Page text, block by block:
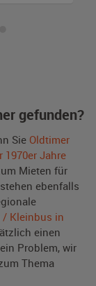
gefunden?
Sie Oldtimer
1970er Jahre
Mieten für
ebenfalls
/ Kleinbus in
einen
Problem, wir
Thema